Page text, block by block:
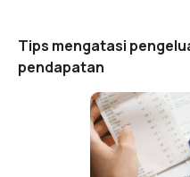
Tips mengatasi
pendapatan